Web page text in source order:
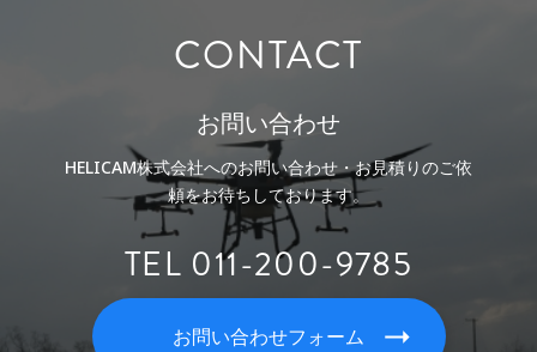
CONTACT
お問い合わせ
HELICAM株式会社へのお問い合わせ・お見積りのご依
頼をお待ちしております。
TEL 011-200-9785
お問い合わせフォーム